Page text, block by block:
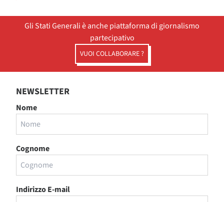
Gli Stati Generali è anche piattaforma di giornalismo
partecipativo
VUOI COLLABORARE ?
NEWSLETTER
Nome
Cognome
Indirizzo E-mail